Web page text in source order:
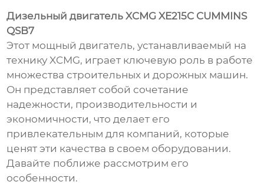
Дизельный двигатель XCMG XE215C CUMMINS
QSB7
Этот мощный двигатель, устанавливаемый на
технику XCMG, играет ключевую роль в работе
множества строительных и дорожных машин.
Он представляет собой сочетание
надежности, производительности и
экономичности, что делает его
привлекательным для компаний, которые
ценят эти качества в своем оборудовании.
Давайте поближе рассмотрим его
особенности.